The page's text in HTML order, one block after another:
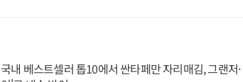
내 베스트셀러 톱10에서 싼타페만 자리매김, 그랜저·